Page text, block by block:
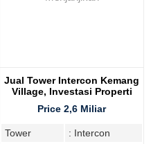
Jual Tower Intercon Kemang
Village, Investasi Properti
Price 2,6 Miliar
Tower
: Intercon